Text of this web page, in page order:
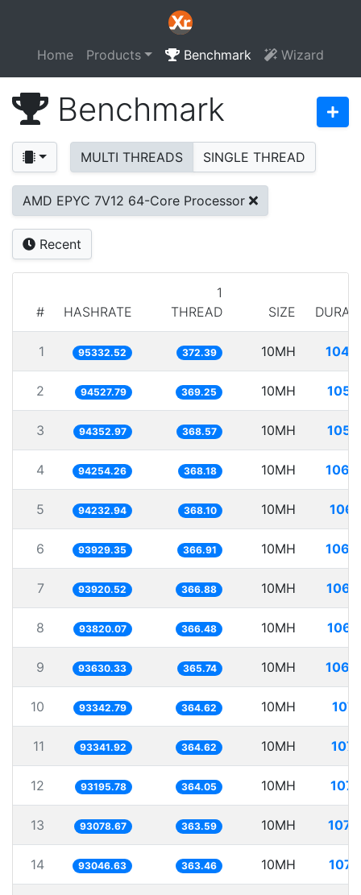
Home Products Benchmark Wizard
Benchmark
MULTI THREADS SINGLE THREAD
AMD EPYC 7V12 64-Core Processor
Recent
# HASHRATE
1
THREAD
SIZE
1 95332.52 372.39 10MH
2 94527.79 369.25 10MH
3 94352.97 368.57 10MH
4 94254.26 368.18 10MH
5 94232.94 368.10 10MH
6 93929.35 366.91 10MH
7 93920.52 366.88 10MH
8 93820.07 366.48 10MH
9 93630.33 365.74 10MH
10 93342.79 364.62 10MH
11 93341.92 364.62 10MH
12 93195.78 364.05 10MH
13 93078.67 363.59 10MH
14 93046.63 363.46 10MH